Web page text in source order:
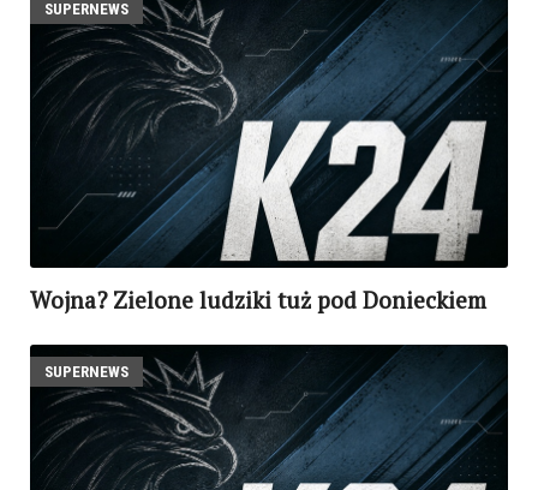
SUPERNEWS
Wojna? Zielone ludziki tuż pod Donieckiem
SUPERNEWS